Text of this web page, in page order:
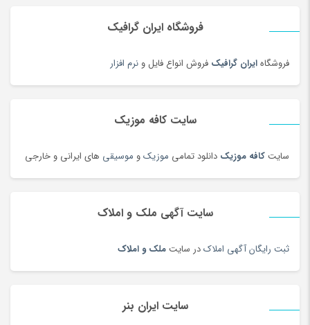
فروشگاه ایران گرافیک
فروشگاهایران گرافیک فروش انواع فایل و نرم افزار
سایت کافه موزیک
سایت کافه موزیک دانلود تمامی موزیکو موسیقی های ایرانی و خارجی
سایت آگهی ملک و املاک
ثبت رایگان آگهی املاکدر سایت ملک و املاک
سایت ایران بنر